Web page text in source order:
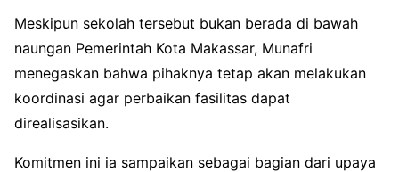
Meskipun sekolah tersebut bukan berada di bawah
naungan Pemerintah Kota Makassar, Munafri
menegaskan bahwa pihaknya tetap akan melakukan
koordinasi agar perbaikan fasilitas dapat
direalisasikan.
Komitmen ini ia sampaikan sebagai bagian dari upaya